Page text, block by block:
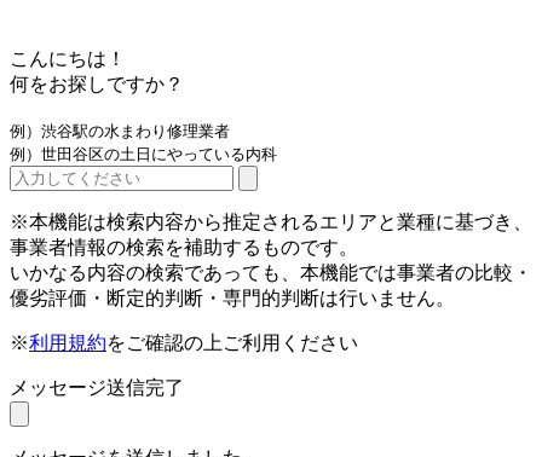
こんにちは！
何をお探しですか？
例）渋谷駅の水まわり修理業者
例）世田谷区の土日にやっている内科
※本機能は検索内容から推定されるエリアと業種に基づき、
事業者情報の検索を補助するものです。
いかなる内容の検索であっても、本機能では事業者の比較・
優劣評価・断定的判断・専門的判断は行いません。
※利用規約をご確認の上ご利用ください
メッセージ送信完了